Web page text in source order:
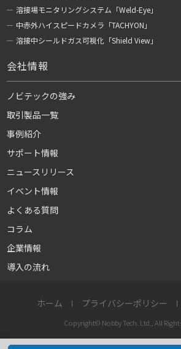
溶接場モニタリングシステム「Weld-Eye」
中赤外ハイスピードカメラ「TACHYON」
溶接中シールドガス可視化「Shield View」
会社情報
ノビテックの強み
取引製品一覧
事例紹介
サポート情報
ニュースリリース
イベント情報
よくある質問
コラム
企業情報
導入の流れ
ホーム プライバシーポリシー
Copyright© Nobby Tech. Ltd., All Rights